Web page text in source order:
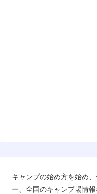
キャンプの始め方を始め
ー、全国のキャンプ場情